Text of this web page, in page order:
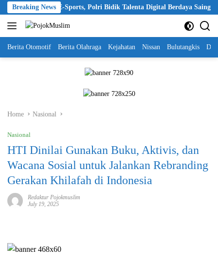
Skip
to
content
Breaking News
Ekosistem E-Sports, Polri Bidik Talenta Digital Berdaya Saing Global
Berita Otomotif Berita Olahraga Kejahatan Nissan Bulutangkis
Home Nasional
Nasional
HTI Dinilai Gunakan Buku, Aktivis, dan
Wacana Sosial untuk Jalankan Rebranding
Gerakan Khilafah di Indonesia
Redaktur Pojokmuslim
July 19, 2025